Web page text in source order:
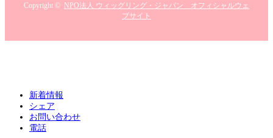
Copyright © NPO法人 ウィッグリング・ジャパン オフィシャルウェ
ブサイト
新着情報
シェア
お問い合わせ
電話